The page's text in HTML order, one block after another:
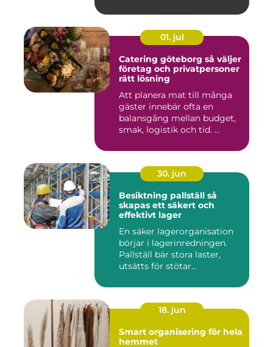
01. jul
Catering göteborg så väljer
företag och privatpersoner
rätt lösning
Att planera mat till många
gäster innebär ofta en
balansgång mellan budget,
smak, logistik och tid. ...
30. jun
Besiktning pallställ så
skapas ett säkert och
effektivt lager
En säker lagerorganisation
börjar i lagerinredningen.
Pallställ bär stora laster,
utsätts för stötar...
18. jun
Smart organisering för hela
hemmet